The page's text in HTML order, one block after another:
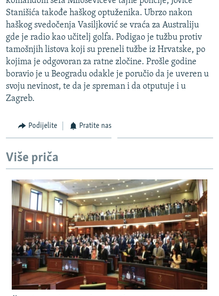
Stanišića takođe haškog optuženika. Ubrzo nakon
haškog svedočenja Vasiljković se vraća za Australiju
gde je radio kao učitelj golfa. Podigao je tužbu protiv
tamošnjih listova koji su preneli tužbe iz Hrvatske, po
kojima je odgovoran za ratne zločine. Prošle godine
boravio je u Beogradu odakle je poručio da je uveren u
svoju nevinost, te da je spreman i da otputuje i u
Zagreb.
Podijelite Pratite nas
Više priča